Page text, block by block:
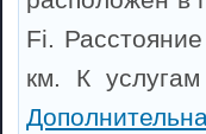
Fi.
км. К